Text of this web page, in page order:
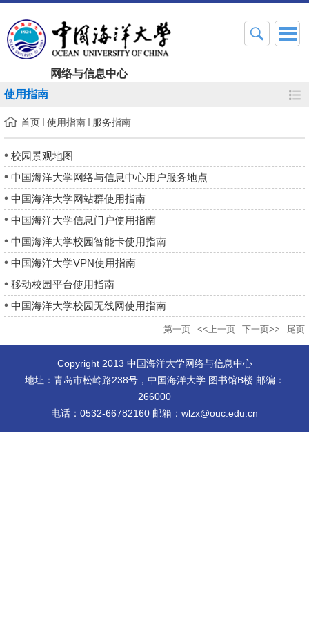
网络与信息中心
使用指南
首页 使用指南 服务指南
校园景观地图
中国海洋大学网络与信息中心用户服务地点
中国海洋大学网站群使用指南
中国海洋大学信息门户使用指南
中国海洋大学校园智能卡使用指南
中国海洋大学VPN使用指南
移动校园平台使用指南
中国海洋大学校园无线网使用指南
第一页 <<上一页 下一页>> 尾页
Copyright 2013 中国海洋大学网络与信息中心
地址：青岛市松岭路238号，中国海洋大学 图书馆B楼 邮编：
266000
电话：0532-66782160 邮箱：wlzx@ouc.edu.cn